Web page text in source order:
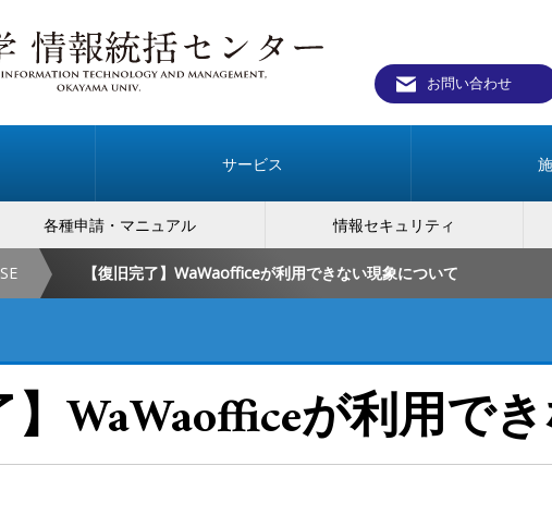
お問い合わせ
サービス
各種申請・マニュアル 情報セキュリティ
【復旧完了】WaWaofficeが利用できない現象について
】WaWaofficeが利用で